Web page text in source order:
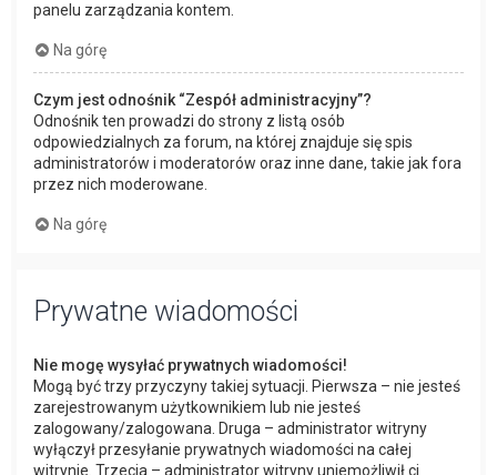
panelu zarządzania kontem.
Na górę
Czym jest odnośnik “Zespół administracyjny”?
Odnośnik ten prowadzi do strony z listą osób
odpowiedzialnych za forum, na której znajduje się spis
administratorów i moderatorów oraz inne dane, takie jak fora
przez nich moderowane.
Na górę
Prywatne wiadomości
Nie mogę wysyłać prywatnych wiadomości!
Mogą być trzy przyczyny takiej sytuacji. Pierwsza – nie jesteś
zarejestrowanym użytkownikiem lub nie jesteś
zalogowany/zalogowana. Druga – administrator witryny
wyłączył przesyłanie prywatnych wiadomości na całej
witrynie. Trzecia – administrator witryny uniemożliwił ci